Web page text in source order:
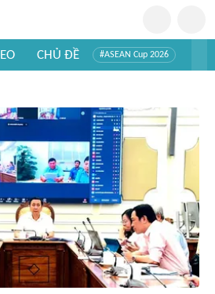
CHỦ ĐỀ #ASEAN Cup 2026